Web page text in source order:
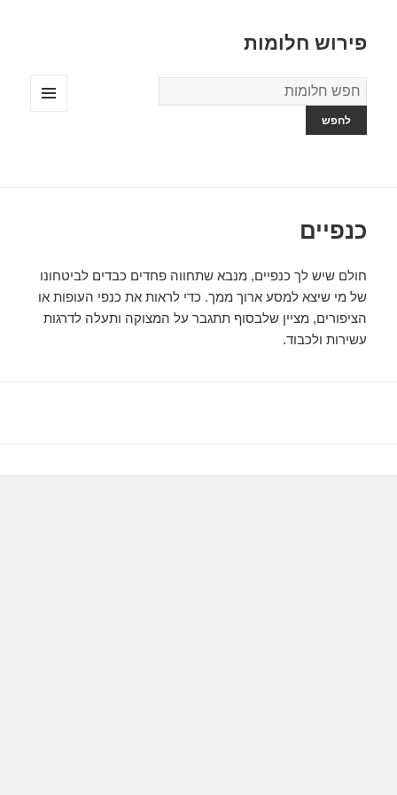
פירוש חלומות
מילון
החלומות
כנפיים
חולם שיש לך כנפיים, מנבא שתחווה פחדים כבדים לביטחונו
של מי שיצא למסע ארוך ממך. כדי לראות את כנפי העופות או
הציפורים, מציין שלבסוף תתגבר על המצוקה ותעלה לדרגות
עשירות ולכבוד.